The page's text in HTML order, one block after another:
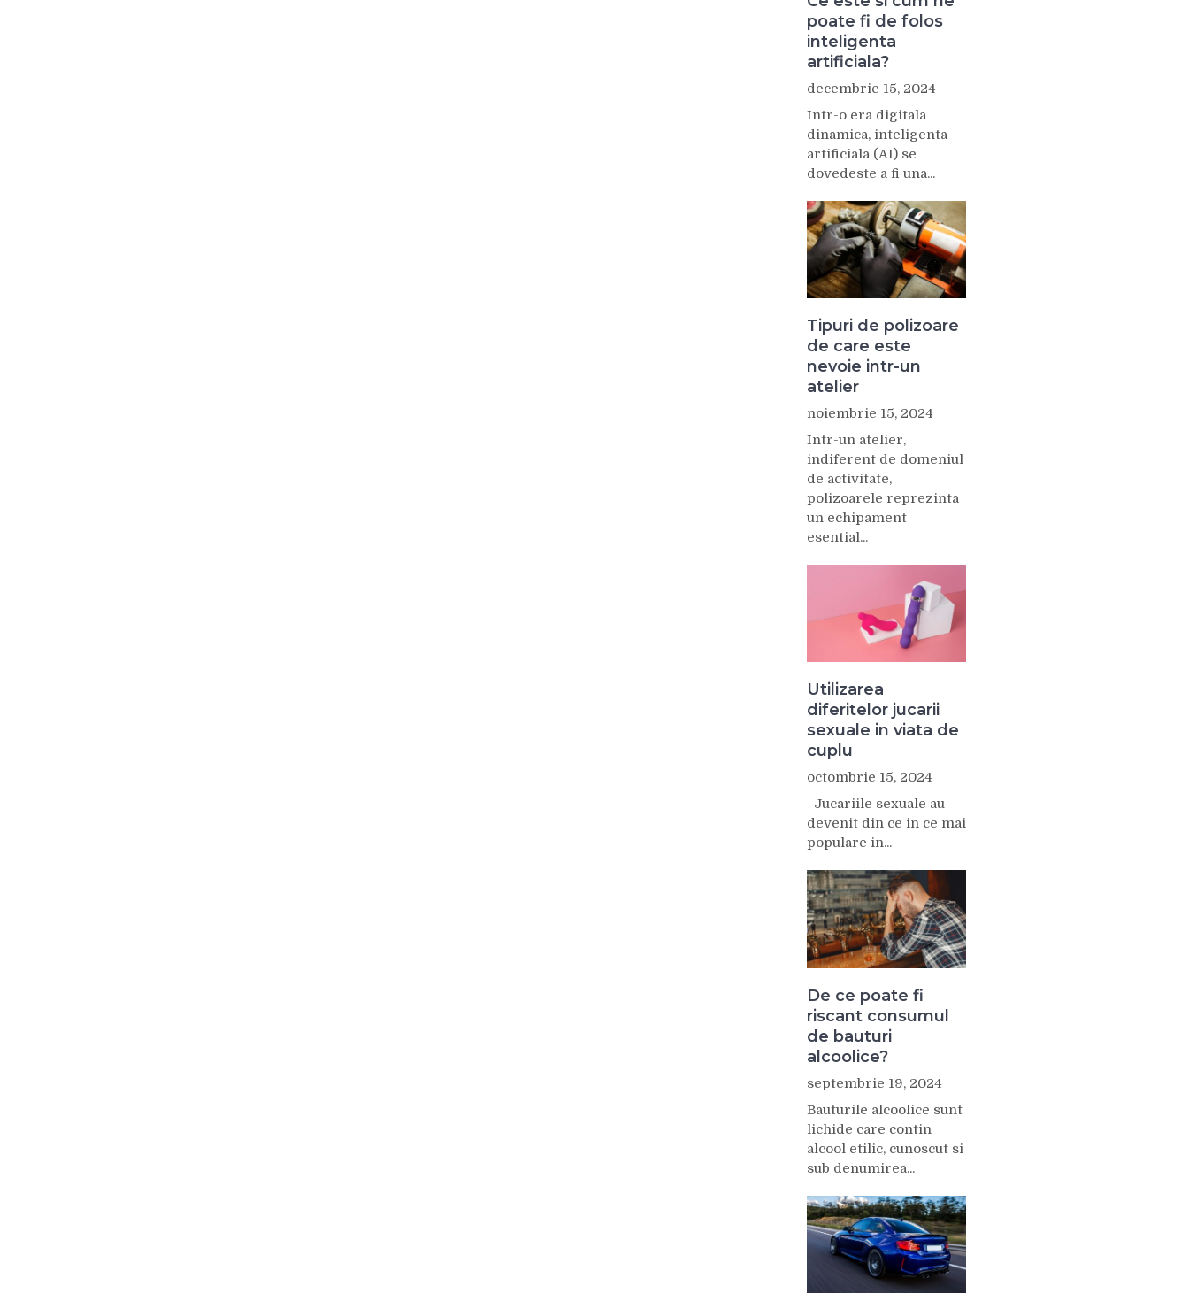
poate fi de folos
inteligenta
artificiala?
decembrie 15, 2024
Intr-o era digitala
dinamica, inteligenta
artificiala (AI) se
dovedeste a fi una...
Tipuri de polizoare
de care este
nevoie intr-un
atelier
noiembrie 15, 2024
Intr-un atelier,
indiferent de domeniul
de activitate,
polizoarele reprezinta
un echipament
esential...
Utilizarea
diferitelor jucarii
sexuale in viata de
cuplu
octombrie 15, 2024
Jucariile sexuale au
devenit din ce in ce mai
populare in...
De ce poate fi
riscant consumul
de bauturi
alcoolice?
septembrie 19, 2024
Bauturile alcoolice sunt
lichide care contin
alcool etilic, cunoscut si
sub denumirea...